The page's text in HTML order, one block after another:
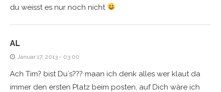
du weisst es nur noch nicht
AL
Januar 17, 2013 - 03:00
Ach Tim? bist Du´s??? maan ich denk alles wer klaut da
immer den ersten Platz beim posten, auf Dich wäre ich